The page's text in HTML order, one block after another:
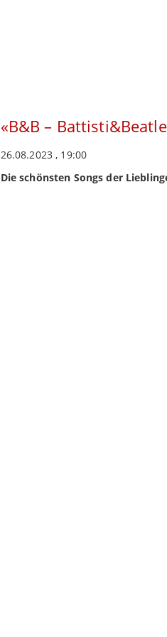
«B&B –
26.08.2023 , 19:00
Die schönsten Songs der